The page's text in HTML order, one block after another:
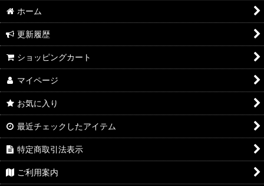
ホーム
更新履歴
ショッピングカート
マイページ
お気に入り
最近チェックしたアイテム
特定商取引法表示
ご利用案内